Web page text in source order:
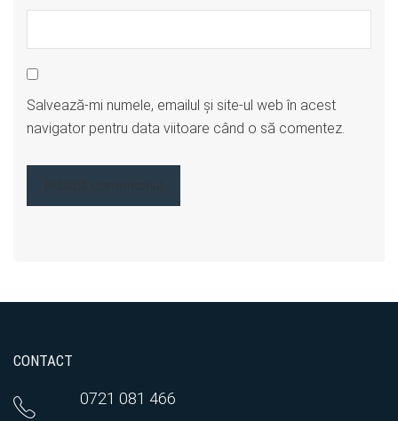
Salvează-mi numele, emailul și site-ul web în acest
navigator pentru data viitoare când o să comentez.
CONTACT
0721 081 466